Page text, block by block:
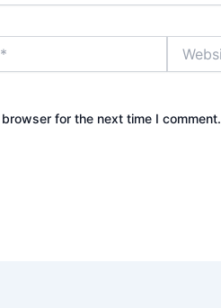
for the next time I comment.